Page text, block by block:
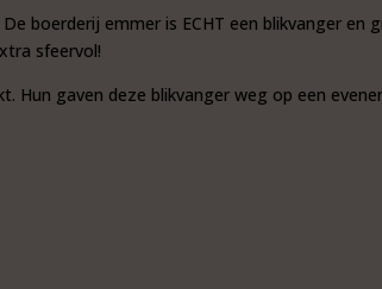
boerderij emmer is ECHT een blikvanger
sfeervol!
Hun gaven deze blikvanger weg op een